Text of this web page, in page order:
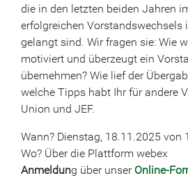
die in den letzten beiden Jahren
erfolgreichen Vorstandswechsels
gelangt sind. Wir fragen sie: Wie
motiviert und überzeugt ein
übernehmen? Wie lief der
welche Tipps habt Ihr für andere
Union und JEF.
Wann? Dienstag, 18.11.2025 von
Wo? Über die Plattform webex
Anmeldung über unser Online-